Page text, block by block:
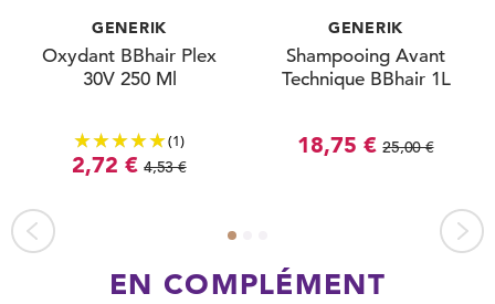
GENERIK
Oxydant BBhair Plex
30V 250 Ml
(1)
2,72 € 4,53 €
GENERIK
Shampooing Avant
Technique BBhair 1L
18,75 € 25,00 €
EN COMPLÉMENT